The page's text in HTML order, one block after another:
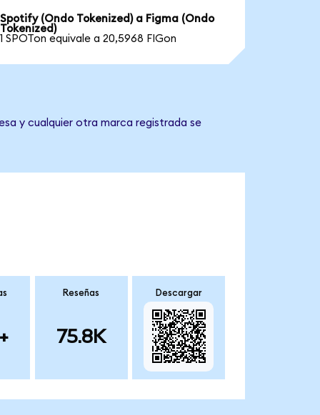
Spotify (Ondo Tokenized) a Figma (Ondo
Tokenized)
1 SPOTon equivale a 20,5968 FIGon
y cualquier otra marca registrada se
Reseñas
75.8K
Descargar